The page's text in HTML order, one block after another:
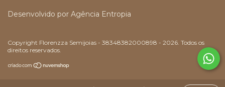
Desenvolvido por Agência Entropia
Copyright Florenzza Semijoias - 38348382000898 - 2026. Todos os
direitos reservados.